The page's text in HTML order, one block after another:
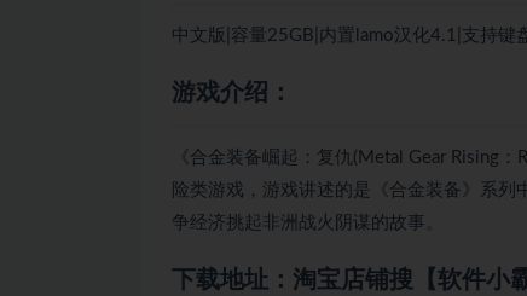
中文版|容量25GB|内置lamo汉化4.1|支持键
游戏介绍：
《合金装备崛起：复仇(Metal Gear Rising
险类游戏，游戏讲述的是《合金装备》系列
争经济挑起非洲战火阴谋的故事。
下载地址：淘宝店铺搜【软件